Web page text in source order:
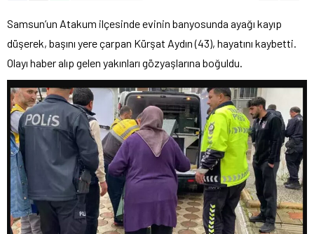
Samsun’un Atakum ilçesinde evinin banyosunda ayağı kayıp
düşerek, başını yere çarpan Kürşat Aydın (43), hayatını kaybetti.
Olayı haber alıp gelen yakınları gözyaşlarına boğuldu.